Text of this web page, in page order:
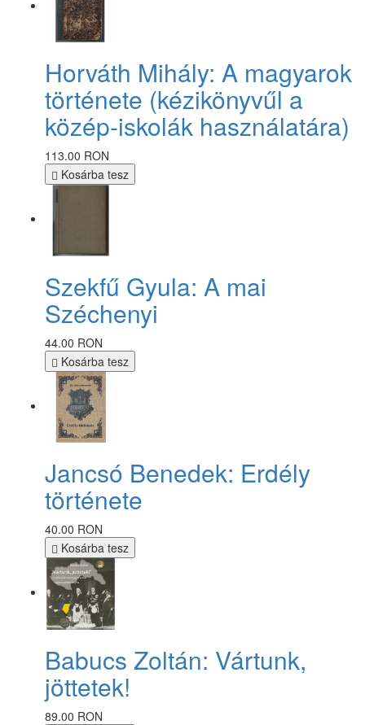
Horváth Mihály: A magyarok
története (kézikönyvűl a
közép-iskolák használatára)
113.00 RON
Kosárba tesz
Szekfű Gyula: A mai
Széchenyi
44.00 RON
Kosárba tesz
Jancsó Benedek: Erdély
története
40.00 RON
Kosárba tesz
Babucs Zoltán: Vártunk,
jöttetek!
89.00 RON